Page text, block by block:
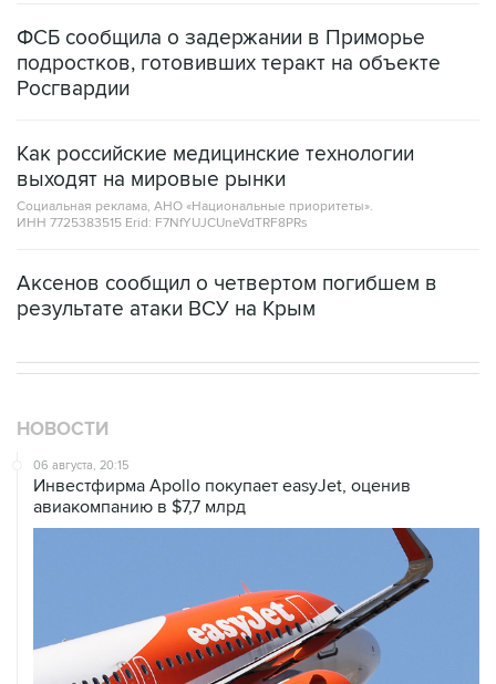
ФСБ сообщила о задержании в Приморье
подростков, готовивших теракт на объекте
Росгвардии
Как российские медицинские технологии
выходят на мировые рынки
Социальная реклама, АНО «Национальные приоритеты».
ИНН 7725383515 Erid: F7NfYUJCUneVdTRF8PRs
Аксенов сообщил о четвертом погибшем в
результате атаки ВСУ на Крым
НОВОСТИ
06 августа, 20:15
Инвестфирма Apollo покупает easyJet, оценив
авиакомпанию в $7,7 млрд